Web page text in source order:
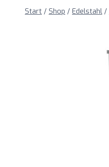
Start / Shop / Edelstahl /